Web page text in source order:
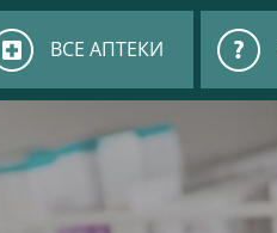
ВСЕ АПТЕКИ